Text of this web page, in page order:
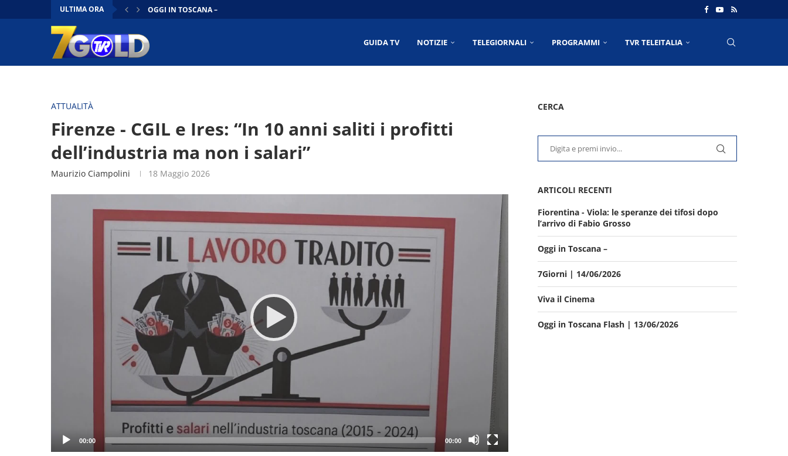
ULTIMA ORA
OGGI IN TOSCANA –
GUIDA TV NOTIZIE TELEGIORNALI PROGRAMMI TVR TELEITALIA
ATTUALITÀ
Firenze - CGIL e Ires: “In 10 anni saliti i profitti
dell’industria ma non i salari”
Maurizio Ciampolini 18 Maggio 2026
00:00 00:00
CERCA
ARTICOLI RECENTI
Fiorentina - Viola: le speranze dei tifosi dopo
l’arrivo di Fabio Grosso
Oggi in Toscana –
7Giorni | 14/06/2026
Viva il Cinema
Oggi in Toscana Flash | 13/06/2026